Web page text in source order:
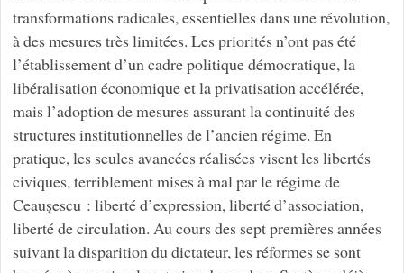
transformations radicales, essentielles dans une révolution,
à des mesures très limitées. Les priorités n’ont pas été
l’établissement d’un cadre politique démocratique, la
libéralisation économique et la privatisation accélérée,
mais l’adoption de mesures assurant la continuité des
structures institutionnelles de l’ancien régime. En
pratique, les seules avancées réalisées visent les libertés
civiques, terriblement mises à mal par le régime de
Ceauşescu : liberté d’expression, liberté d’association,
liberté de circulation. Au cours des sept premières années
suivant la disparition du dictateur, les réformes se sont